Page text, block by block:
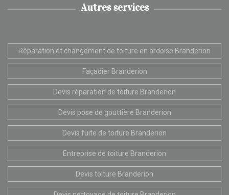
Autres services
Réparation et changement de toiture en ardoise Branderion
Façadier Branderion
Devis réparation de toiture Branderion
Devis pose de gouttière Branderion
Devis fuite de toiture Branderion
Entreprise de toiture Branderion
Devis toiture Branderion